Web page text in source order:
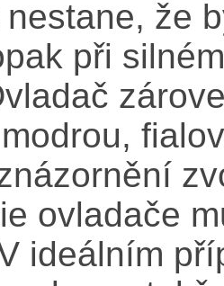
nestane, že
při
ovladače
ideálním